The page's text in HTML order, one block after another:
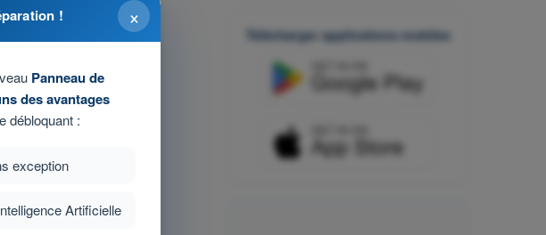
Télécharger applications mobiles
×
!
Panneau de
des avantages
débloquant :
exception
Artificielle